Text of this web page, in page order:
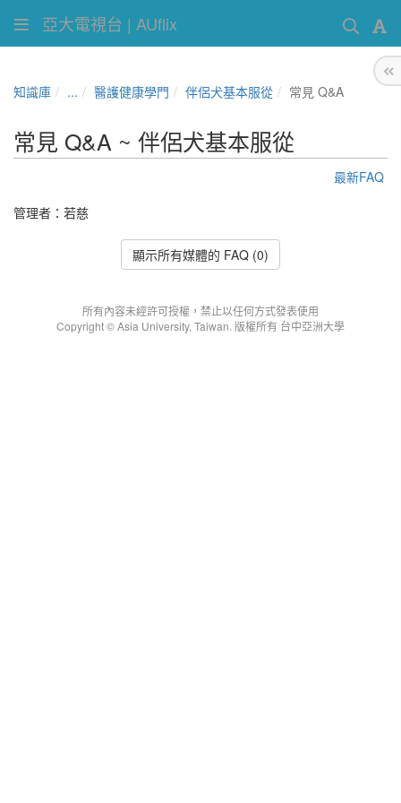
亞大電視台 | AUflix
知識庫 ... 醫護健康學門 伴侶犬基本服從 常見 Q&A
常見 Q&A ~ 伴侶犬基本服從
最新FAQ
管理者： 若慈
顯示所有媒體的 FAQ (0)
所有內容未經許可授權，禁止以任何方式發表使用
Copyright © Asia University, Taiwan. 版權所有 台中亞洲大學